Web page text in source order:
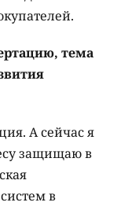
тема
А сейчас я
защищаю в
в